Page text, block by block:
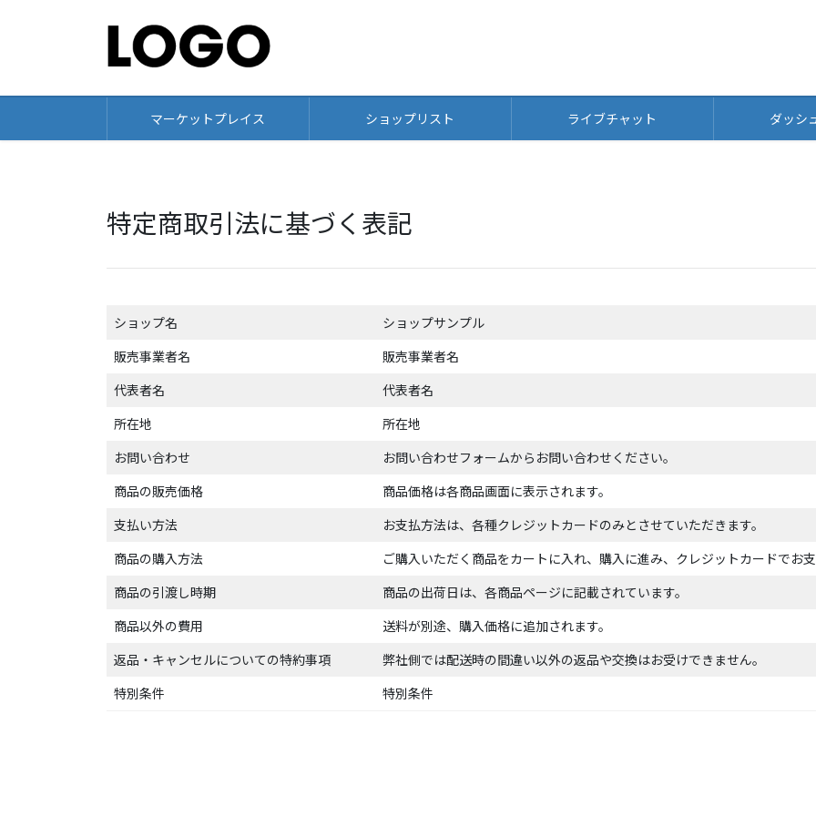
ツ
移
シ
ン
マーケットプレイス ショップリスト ライブチャット ダッシ
特定商取引法に基づく表記
ショップ名
ショップサンプル
販売事業者名
販売事業者名
代表者名
代表者名
所在地
所在地
お問い合わせ
お問い合わせフォームからお問い合わせください。
商品の販売価格
商品価格は各商品画面に表示されます。
支払い方法
お支払方法は、各種クレジットカードのみとさせていただきます。
商品の購入方法
ご購入いただく商品をカートに入れ、購入に進み、クレジットカードでお
商品の引渡し時期
商品の出荷日は、各商品ページに記載されています。
商品以外の費用
送料が別途、購入価格に追加されます。
返品・キャンセルについての特約事項
弊社側では配送時の間違い以外の返品や交換はお受けできません。
特別条件
特別条件